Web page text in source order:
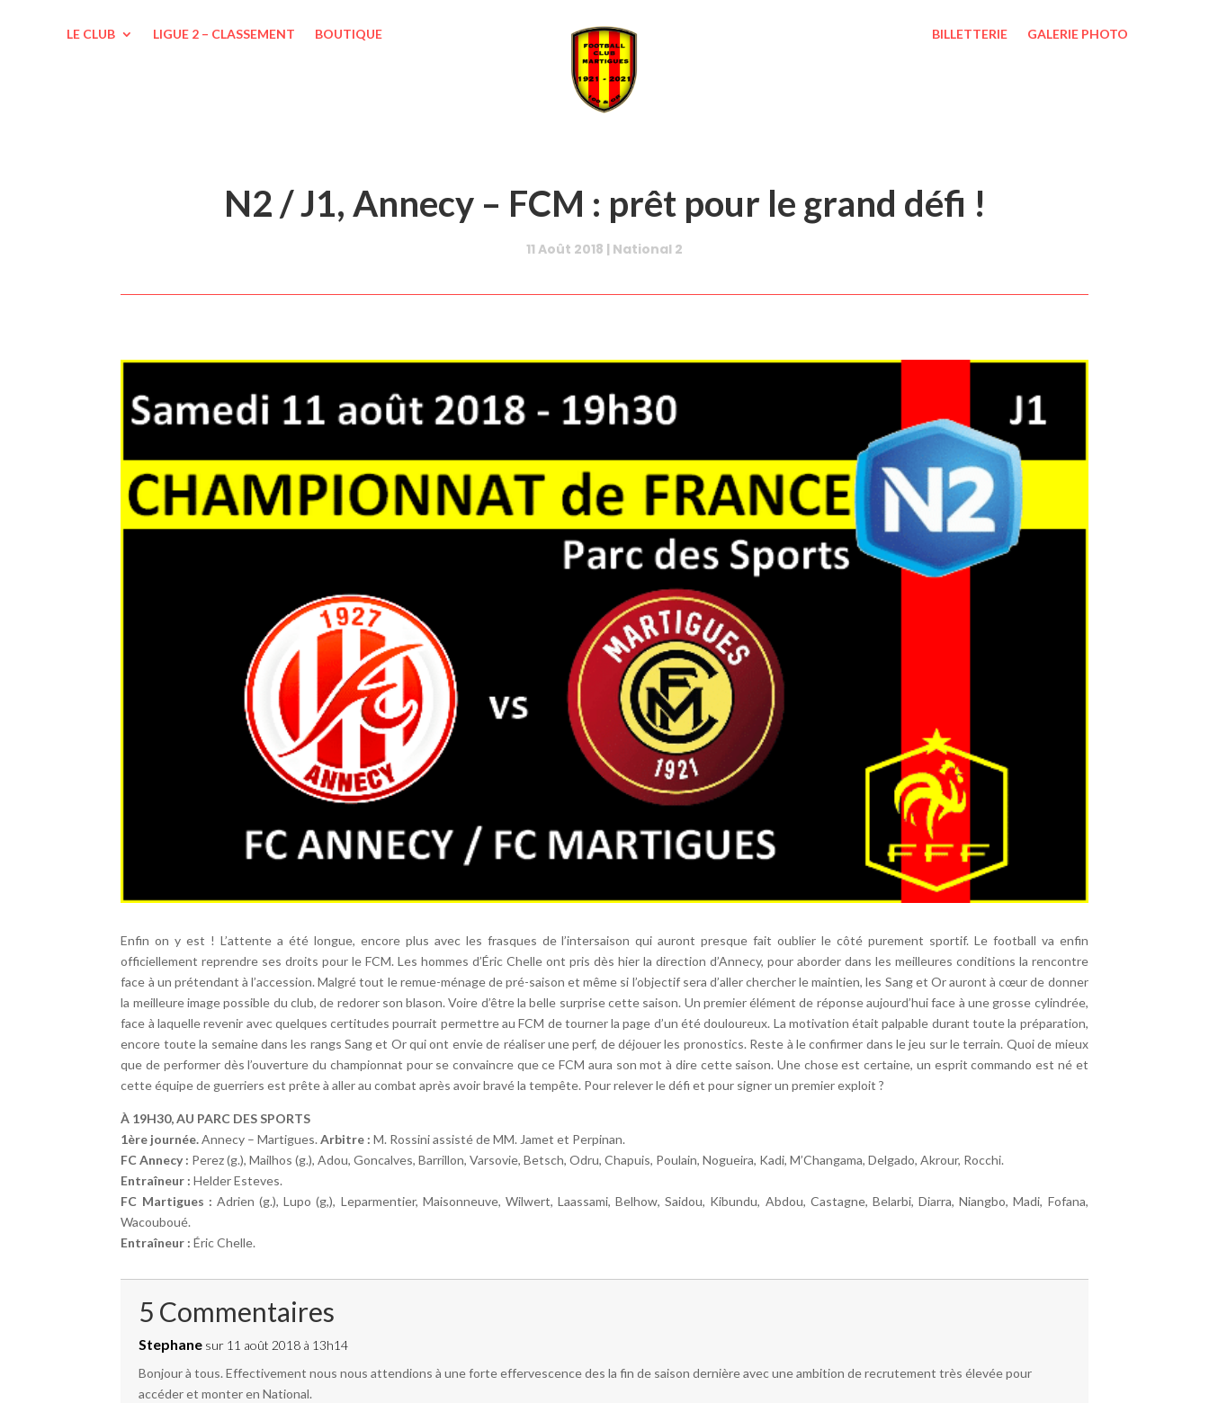
LE CLUB LIGUE 2 – CLASSEMENT BOUTIQUE BILLETTERIE GALERIE PHOTO
N2 / J1, Annecy – FCM : prêt pour le grand défi !
11 Août 2018 | National 2
Enfin on y est ! L’attente a été longue, encore plus avec les frasques de l’intersaison qui auront presque fait oublier le côté purement sportif. Le football va enfin
officiellement reprendre ses droits pour le FCM. Les hommes d’Éric Chelle ont pris dès hier la direction d’Annecy, pour aborder dans les meilleures conditions la rencontre
face à un prétendant à l’accession. Malgré tout le remue-ménage de pré-saison et même si l’objectif sera d’aller chercher le maintien, les Sang et Or auront à cœur de donner
la meilleure image possible du club, de redorer son blason. Voire d’être la belle surprise cette saison. Un premier élément de réponse aujourd’hui face à une grosse cylindrée,
face à laquelle revenir avec quelques certitudes pourrait permettre au FCM de tourner la page d’un été douloureux. La motivation était palpable durant toute la préparation,
encore toute la semaine dans les rangs Sang et Or qui ont envie de réaliser une perf, de déjouer les pronostics. Reste à le confirmer dans le jeu sur le terrain. Quoi de mieux
que de performer dès l’ouverture du championnat pour se convaincre que ce FCM aura son mot à dire cette saison. Une chose est certaine, un esprit commando est né et
cette équipe de guerriers est prête à aller au combat après avoir bravé la tempête. Pour relever le défi et pour signer un premier exploit ?
À 19H30, AU PARC DES SPORTS
1ère journée.Annecy – Martigues.Arbitre : M. Rossini assisté de MM. Jamet et Perpinan.
FC Annecy : Perez (g.), Mailhos (g.), Adou, Goncalves, Barrillon, Varsovie, Betsch, Odru, Chapuis, Poulain, Nogueira, Kadi, M’Changama, Delgado, Akrour, Rocchi.
Entraîneur : Helder Esteves.
FC Martigues : Adrien (g.), Lupo (g,), Leparmentier, Maisonneuve, Wilwert, Laassami, Belhow, Saidou, Kibundu, Abdou, Castagne, Belarbi, Diarra, Niangbo, Madi, Fofana,
Wacouboué.
Entraîneur : Éric Chelle.
5 Commentaires
Stephane sur 11 août 2018 à 13h14
Bonjour à tous. Effectivement nous nous attendions à une forte effervescence des la fin de saison dernière avec une ambition de recrutement très élevée pour
accéder et monter en National.